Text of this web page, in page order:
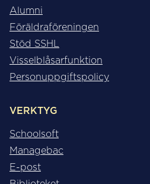
Alumni
Föräldraföreningen
Stöd SSHL
Visselblåsarfunktion
Personuppgiftspolicy
VERKTYG
Schoolsoft
Managebac
E-post